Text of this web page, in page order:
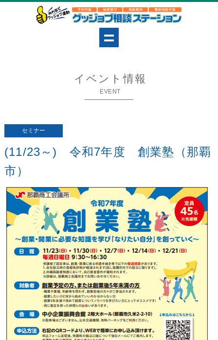
イベント情報
EVENT
セミナー
(11/23～) 令和7年度 創業塾（那覇
市）